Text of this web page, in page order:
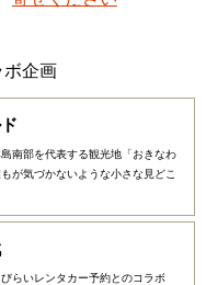
南部を代表する観光地「おきなわ
が気づかないような小さな見どこ
らいレンタカー予約とのコラボ